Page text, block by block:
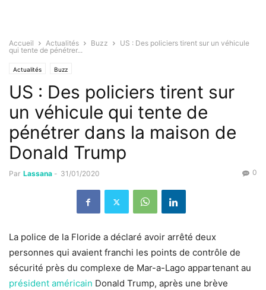
Accueil Actualités Buzz
US : Des policiers tirent sur un véhicule
qui tente de pénétrer...
Actualités Buzz
US : Des policiers tirent sur
un véhicule qui tente de
pénétrer dans la maison de
Donald Trump
Par Lassana - 31/01/2020 0
La police de la Floride a déclaré avoir arrêté deux
personnes qui avaient franchi les points de contrôle de
sécurité près du complexe de Mar-a-Lago appartenant au
président américain Donald Trump, après une brève